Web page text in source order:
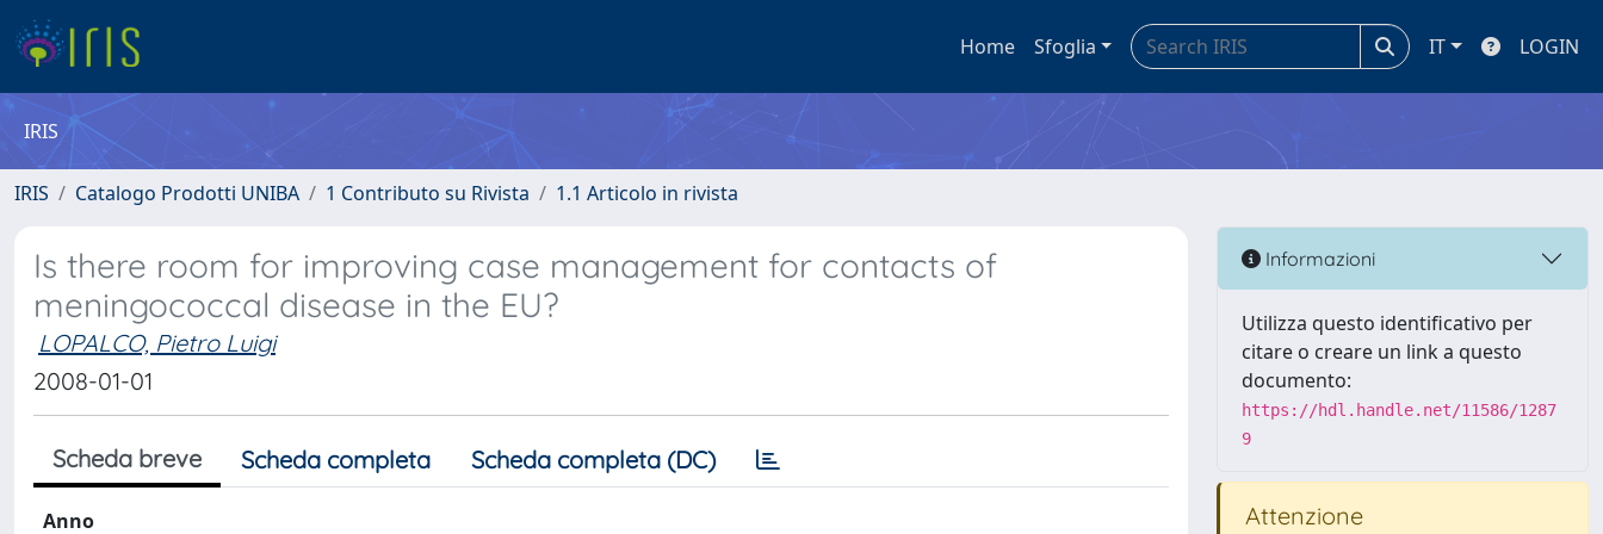
Home Sfoglia IT LOGIN
IRIS
IRIS Catalogo Prodotti UNIBA 1 Contributo su Rivista 1.1 Articolo in rivista
Is there room for improving case management for contacts of
meningococcal disease in the EU?
LOPALCO, Pietro Luigi
2008-01-01
Scheda breve Scheda completa Scheda completa (DC)
Anno
Informazioni
Utilizza questo identificativo per
citare o creare un link a questo
documento:
https://hdl.handle.net/11586/1287
9
Attenzione